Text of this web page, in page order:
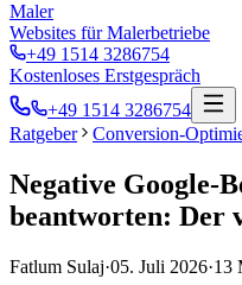
Maler
Websites für Malerbetriebe
+49 1514 3286754
Kostenloses Erstgespräch
+49 1514 3286754
Ratgeber
Conversion-
Negative Google-
beantworten: Der
Fatlum Sulaj·05. Juli 2026·13